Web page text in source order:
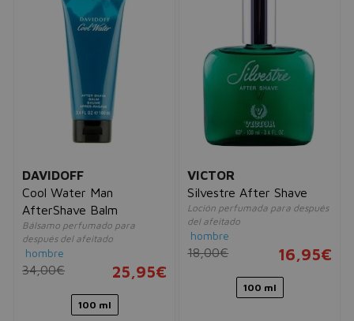
DAVIDOFF
Cool Water Man
AfterShave Balm
Bálsamo perfumado para
después del afeitado
hombre
34,00€ 25,95€
100 ml
VICTOR
Silvestre After Shave
Loción perfumada para después
del afeitado
hombre
18,00€ 16,95€
100 ml